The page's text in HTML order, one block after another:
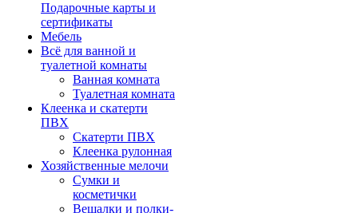
Подарочные карты и
сертификаты
Мебель
Всё для ванной и
туалетной комнаты
Ванная комната
Туалетная комната
Клеенка и скатерти
ПВХ
Скатерти ПВХ
Клеенка рулонная
Хозяйственные мелочи
Сумки и
косметички
Вешалки и полки-